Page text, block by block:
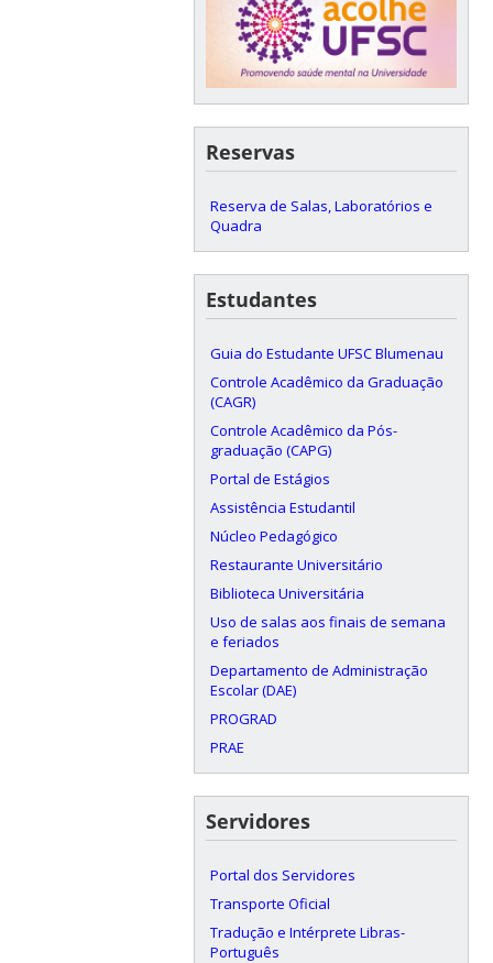
Reservas
Reserva de Salas, Laboratórios e
Quadra
Estudantes
Guia do Estudante UFSC Blumenau
Controle Acadêmico da Graduação
(CAGR)
Controle Acadêmico da Pós-
graduação (CAPG)
Portal de Estágios
Assistência Estudantil
Núcleo Pedagógico
Restaurante Universitário
Biblioteca Universitária
Uso de salas aos finais de semana
e feriados
Departamento de Administração
Escolar (DAE)
PROGRAD
PRAE
Servidores
Portal dos Servidores
Transporte Oficial
Tradução e Intérprete Libras-
Português